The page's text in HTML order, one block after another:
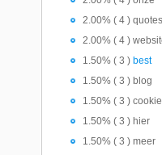
2.00% ( 4 ) quotes
2.00% ( 4 )
1.50% ( 3 ) best
1.50% ( 3 ) blog
1.50% ( 3 )
1.50% ( 3 ) hier
1.50% ( 3 ) meer